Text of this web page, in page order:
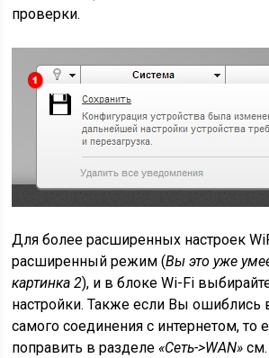
проверки.
Для более расширенных настроек
расширенный режим (Вы это уже
картинка 2), и в блоке Wi-Fi
настройки. Также если Вы ошиблись
самого соединения с интернетом, то
поправить в разделе«Сеть->WAN» см.